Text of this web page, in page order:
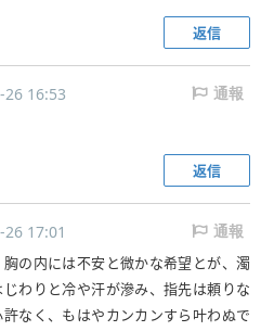
返信
26 16:53 通報
返信
17:01 通報
の内には不安と微かな希望とが、濁
わりと冷や汗が滲み、指先は頼りな
なく、もはやカンカンすら叶わぬで